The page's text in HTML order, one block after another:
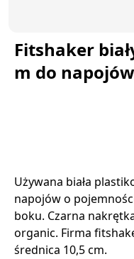
Fitshaker
m do
Używana biała
napojów o
boku. Czarna
organic. Firma
średnica 10,5 cm.